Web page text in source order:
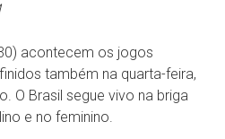
acontecem os jogos
também na quarta-feira,
O Brasil segue vivo na briga
e no feminino.